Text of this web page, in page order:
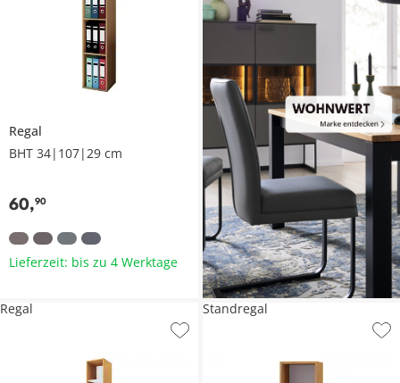
Regal
BHT 34|107|29 cm
60,90
Lieferzeit: bis zu 4 Werktage
Regal Standregal